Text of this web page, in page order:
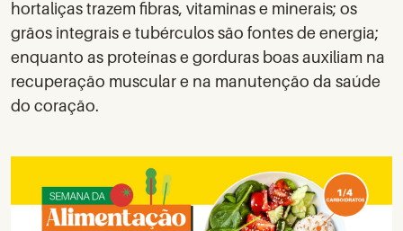
hortaliças trazem fibras, vitaminas e minerais; os
grãos integrais e tubérculos são fontes de energia;
enquanto as proteínas e gorduras boas auxiliam na
recuperação muscular e na manutenção da saúde
do coração.